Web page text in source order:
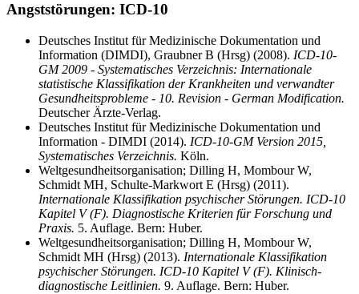
Angststörungen: ICD-10
Deutsches Institut für Medizinische Dokumentation und
Information (DIMDI), Graubner B (Hrsg) (2008). ICD-10-
GM 2009 - Systematisches Verzeichnis: Internationale
statistische Klassifikation der Krankheiten und verwandter
Gesundheitsprobleme - 10. Revision - German Modification.
Deutscher Ärzte-Verlag.
Deutsches Institut für Medizinische Dokumentation und
Information - DIMDI (2014). ICD-10-GM Version 2015,
Systematisches Verzeichnis. Köln.
Weltgesundheitsorganisation; Dilling H, Mombour W,
Schmidt MH, Schulte-Markwort E (Hrsg) (2011).
Internationale Klassifikation psychischer Störungen. ICD-10
Kapitel V (F). Diagnostische Kriterien für Forschung und
Praxis. 5. Auflage. Bern: Huber.
Weltgesundheitsorganisation; Dilling H, Mombour W,
Schmidt MH (Hrsg) (2013). Internationale Klassifikation
psychischer Störungen. ICD-10 Kapitel V (F). Klinisch-
diagnostische Leitlinien. 9. Auflage. Bern: Huber.